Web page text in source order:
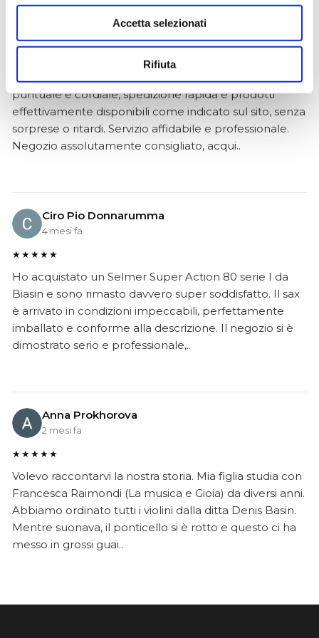
Accetta selezionati
Rifiuta
Simone Gasparoni
Ottima esperienza d’acquisto. Comunicazione
puntuale e cordiale, spedizione rapida e prodotti
effettivamente disponibili come indicato sul sito, senza
sorprese o ritardi. Servizio affidabile e professionale.
Negozio assolutamente consigliato, acqui..
Ciro Pio Donnarumma
4 mesi fa
★★★★★
Ho acquistato un Selmer Super Action 80 serie I da
Biasin e sono rimasto davvero super soddisfatto. Il sax
è arrivato in condizioni impeccabili, perfettamente
imballato e conforme alla descrizione. Il negozio si è
dimostrato serio e professionale,..
Anna Prokhorova
2 mesi fa
★★★★★
Volevo raccontarvi la nostra storia. Mia figlia studia con
Francesca Raimondi (La musica e Gioia) da diversi anni.
Abbiamo ordinato tutti i violini dalla ditta Denis Basin.
Mentre suonava, il ponticello si è rotto e questo ci ha
messo in grossi guai..